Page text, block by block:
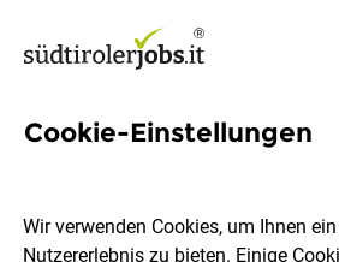
Technischer
Pustertal
Cookie-Einstellungen
Wir verwenden Cookies, um Ihnen
Nutzererlebnis zu bieten. Einige